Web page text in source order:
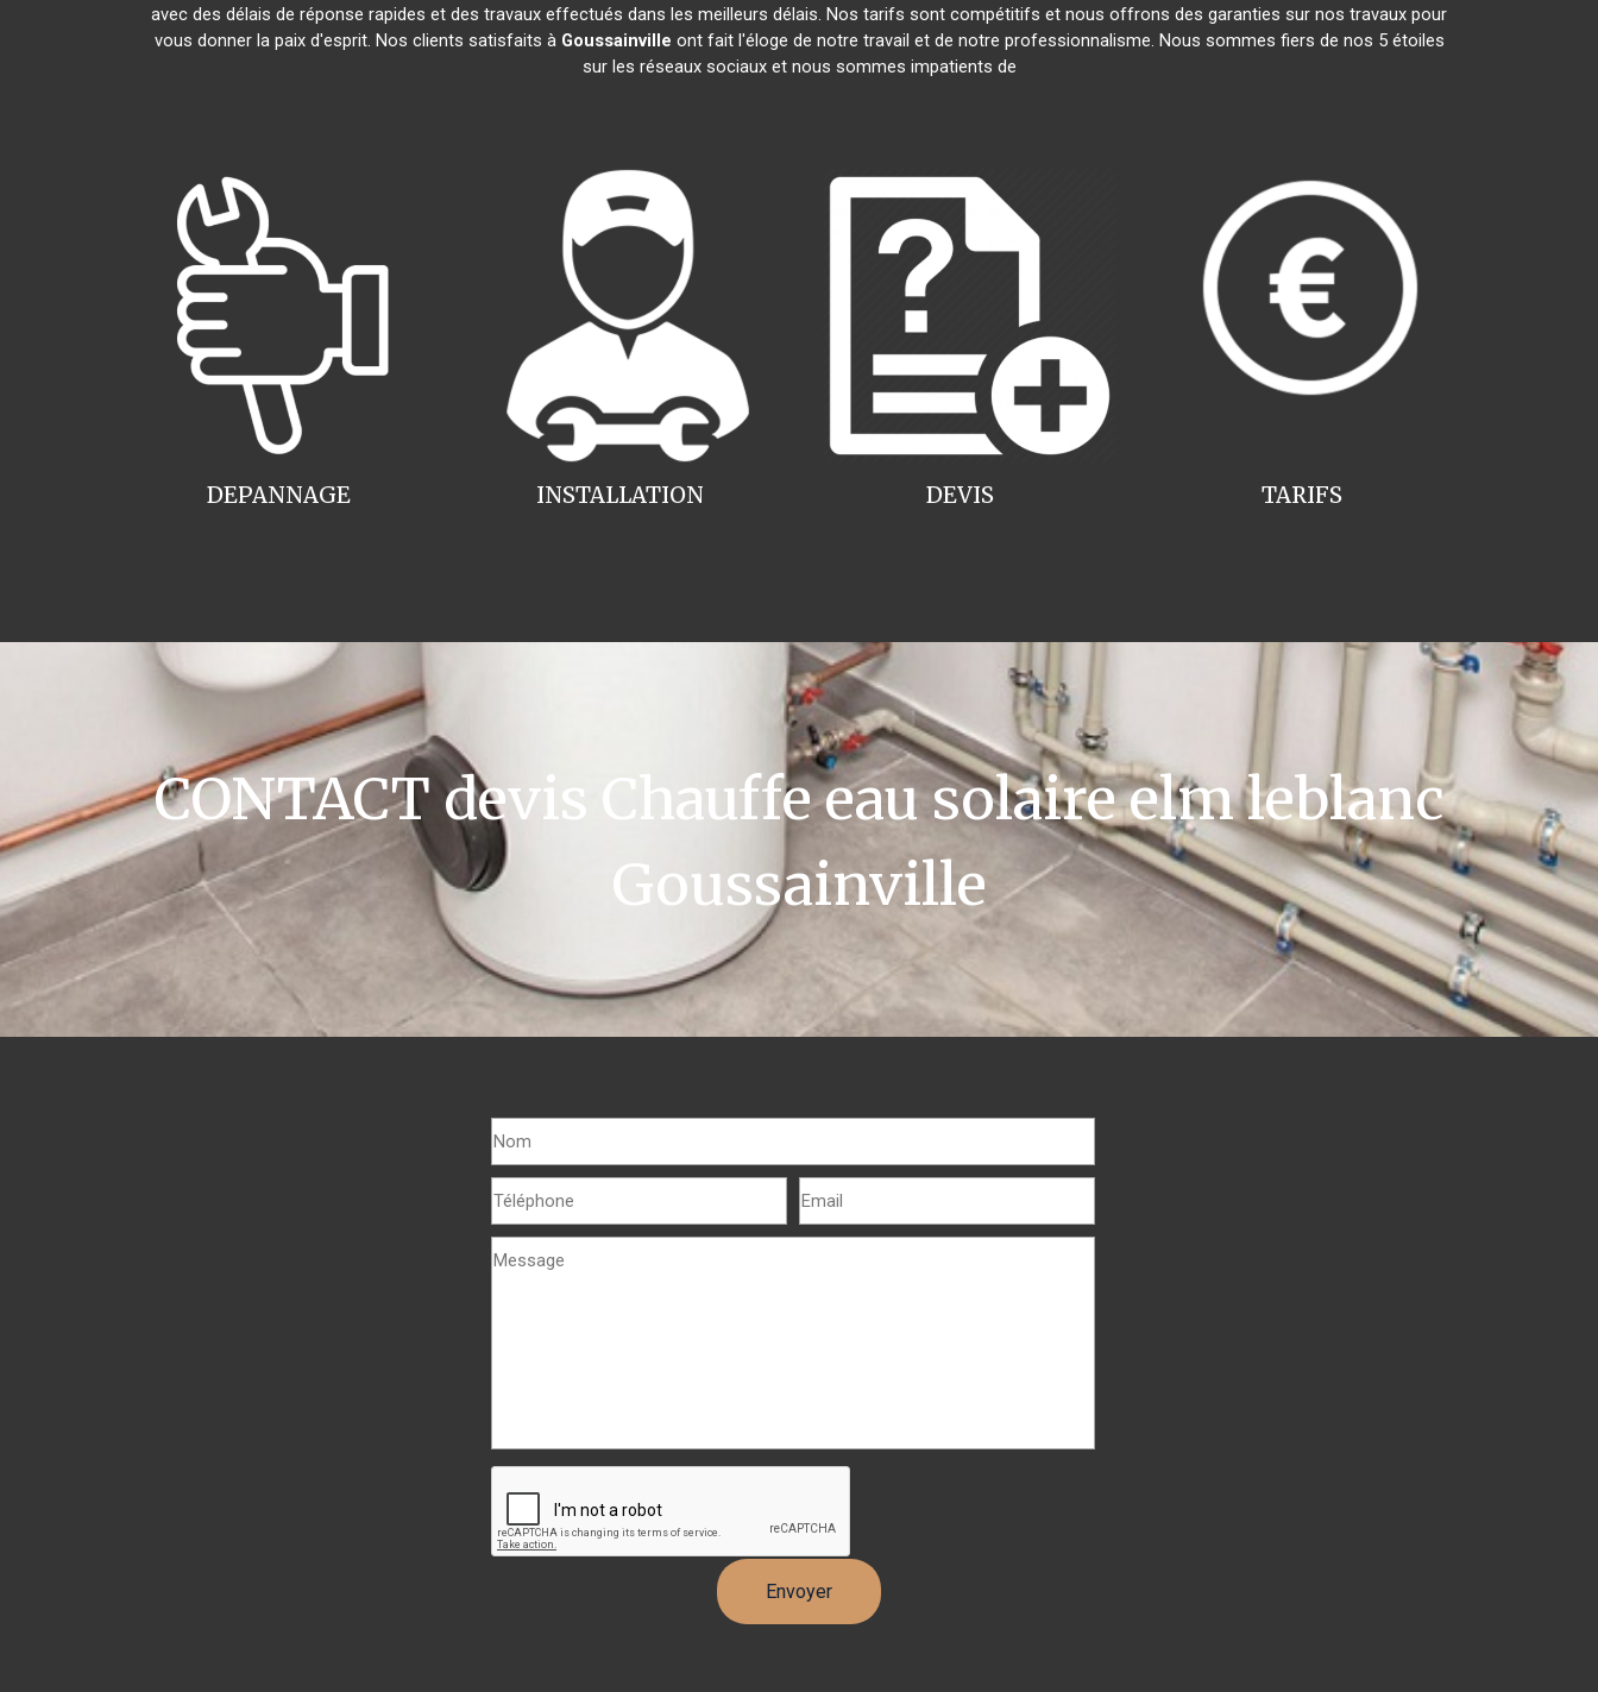
avec des délais de réponse rapides et des travaux effectués dans les meilleurs délais. Nos tarifs sont compétitifs et nous offrons des garanties sur nos travaux pour
vous donner la paix d'esprit. Nos clients satisfaits à Goussainville ont fait l'éloge de notre travail et de notre professionnalisme. Nous sommes fiers de nos 5 étoiles
sur les réseaux sociaux et nous sommes impatients de
INSTALLATION
DEPANNAGE TARIFS
DEVIS
CONTACT devis Chauffe eau solaire elm leblanc
Goussainville